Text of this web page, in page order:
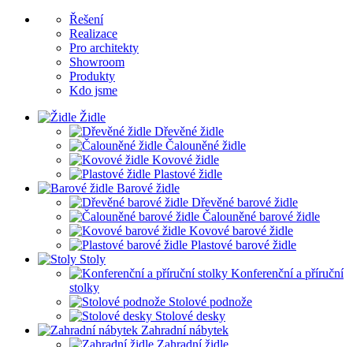
Řešení
Realizace
Pro architekty
Showroom
Produkty
Kdo jsme
Židle
Dřevěné židle
Čalouněné židle
Kovové židle
Plastové židle
Barové židle
Dřevěné barové židle
Čalouněné barové židle
Kovové barové židle
Plastové barové židle
Stoly
Konferenční a příruční
stolky
Stolové podnože
Stolové desky
Zahradní nábytek
Zahradní židle